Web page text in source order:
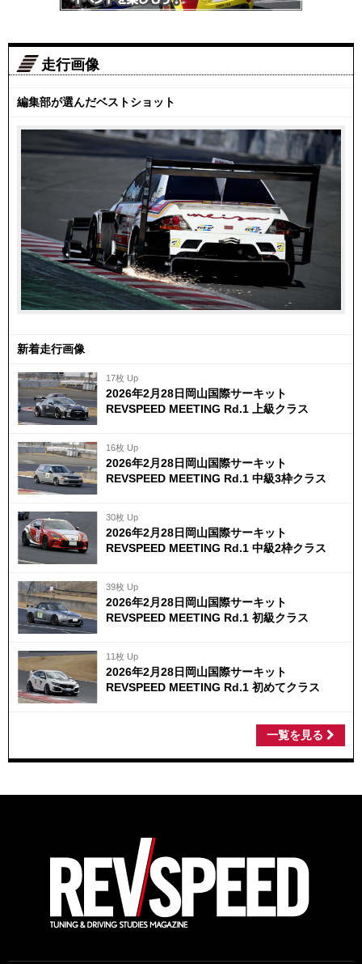
走行画像
編集部が選んだベストショット
新着走行画像
17枚 Up
2026年2月28日岡山国際サーキット
REVSPEED MEETING Rd.1 上級クラス
16枚 Up
2026年2月28日岡山国際サーキット
REVSPEED MEETING Rd.1 中級3枠クラス
30枚 Up
2026年2月28日岡山国際サーキット
REVSPEED MEETING Rd.1 中級2枠クラス
39枚 Up
2026年2月28日岡山国際サーキット
REVSPEED MEETING Rd.1 初級クラス
11枚 Up
2026年2月28日岡山国際サーキット
REVSPEED MEETING Rd.1 初めてクラス
一覧を見る